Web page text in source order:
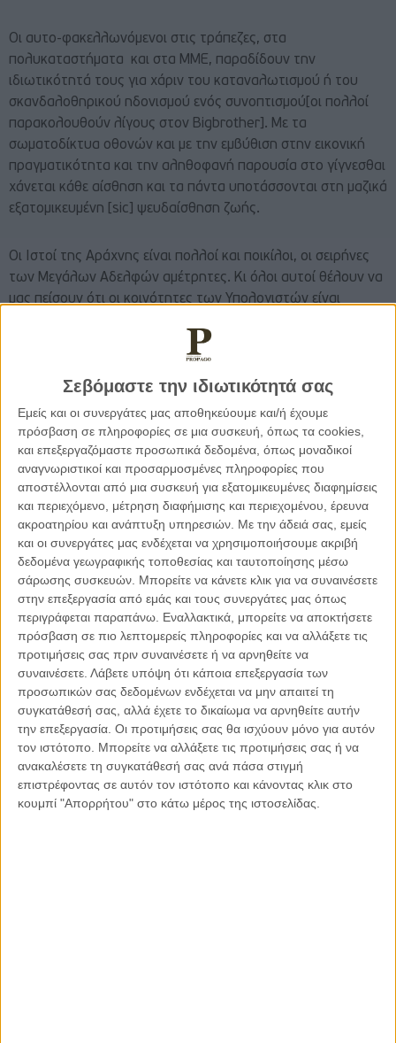
Σεβόμαστε την ιδιωτικότητά σας
Εμείς και οι συνεργάτες μας αποθηκεύουμε και/ή έχουμε
πρόσβαση σε πληροφορίες σε μια συσκευή, όπως τα cookies,
και επεξεργαζόμαστε προσωπικά δεδομένα, όπως μοναδικοί
αναγνωριστικοί και προσαρμοσμένες πληροφορίες που
αποστέλλονται από μια συσκευή για εξατομικευμένες διαφημίσεις
και περιεχόμενο, μέτρηση διαφήμισης και περιεχομένου, έρευνα
ακροατηρίου και ανάπτυξη υπηρεσιών. Με την άδειά σας, εμείς
και οι συνεργάτες μας ενδέχεται να χρησιμοποιήσουμε ακριβή
δεδομένα γεωγραφικής τοποθεσίας και ταυτοποίησης μέσω
σάρωσης συσκευών. Μπορείτε να κάνετε κλικ για να συναινέσετε
στην επεξεργασία από εμάς και τους συνεργάτες μας όπως
περιγράφεται παραπάνω. Εναλλακτικά, μπορείτε να αποκτήσετε
πρόσβαση σε πιο λεπτομερείς πληροφορίες και να αλλάξετε τις
προτιμήσεις σας πριν συναινέσετε ή να αρνηθείτε να
συναινέσετε. Λάβετε υπόψη ότι κάποια επεξεργασία των
προσωπικών σας δεδομένων ενδέχεται να μην απαιτεί τη
συγκατάθεσή σας, αλλά έχετε το δικαίωμα να αρνηθείτε αυτήν
την επεξεργασία. Οι προτιμήσεις σας θα ισχύουν μόνο για αυτόν
τον ιστότοπο. Μπορείτε να αλλάξετε τις προτιμήσεις σας ή να
ανακαλέσετε τη συγκατάθεσή σας ανά πάσα στιγμή
επιστρέφοντας σε αυτόν τον ιστότοπο και κάνοντας κλικ στο
κουμπί "Απορρήτου" στο κάτω μέρος της ιστοσελίδας.
Οι αυτο-φακελλωνόμενοι στις τράπεζες, στα
πολυκαταστήματα και στα ΜΜΕ, παραδίδουν την
ιδιωτικότητά τους για χάριν του καταναλωτισμού ή του
σκανδαλοθηρικού ηδονισμού ενός συνοπτισμού[οι πολλοί
παρακολουθούν λίγους στον Bigbrother]. Με τα
σωματοδίκτυα οθονών και με την εμβύθιση στην εικονική
πραγματικότητα και την αληθοφανή παρουσία στο γίγνεσθαι
χάνεται κάθε αίσθηση και τα πάντα υποτάσσονται στη μαζικά
εξατομικευμένη [sic] ψευδαίσθηση ζωής.
Οι Ιστοί της Αράχνης είναι πολλοί και ποικίλοι, οι σειρήνες
των Μεγάλων Αδελφών αμέτρητες. Κι όλοι αυτοί θέλουν να
μας πείσουν ότι οι κοινότητες των Υπολογιστών είναι
Δίκτυα πρέπει να υπερισχύουν Κρατών και Λαών.
Ακόμα και ο πανθ’ορών Θεός έχει εκπλαγεί από αυτή την
έμμεση συνενοχή αρκετών στην καθημερινή
αλληλοδολοφονία των δικαιωμάτων και των ελευθεριών
μας, στο βωμό ενός παμφάγου και ασύδοτου
τεχνοντετερμινισμού.
Είμαι βέβαιος ότι πολύ σύντομα Θρησκείες-Ανθρωπισμός και
Τεχνολογίες θα βρεθούν σε θέσεις μάχης. Η Έσχατη
διασύνδεση Ανθρώπου-Μηχανής θα είναι η οριστική
απορρόφηση του Ανθρώπου από τη Μηχανή [μετα-
βιολογικός άνθρωπος]
Κι ο καθείς εφ’ώ ετάχθη[ή ..εχάθη]
Άσχετο αλλά ίσως προφητικό
:απορίας άξιον το
γεγονός ότι οι περισσότερες Αυτοκράτειρες που
ανεμίχθησαν στις δολοφονίες των συζύγων τους
Αυτοκρατόρων έφεραν όνομα με συνθετικό το ‘
Θεο-δοσία,Θεο-δώρα,Θεό-δουλη,Θεο-φανώ κλπ.Βέβαια και
πολλοί Αυτοκράτορες έφεραν όνομα με το ίδιο συνθετικό π.χ